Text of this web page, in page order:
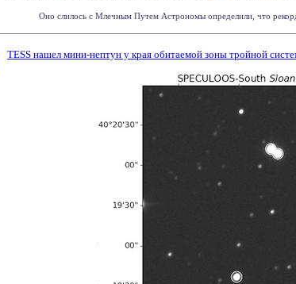
Оно слилось с Млечным Путем Астрономы определили, что
TESS нашел мини-нептун у края обитаемой зоны тройной